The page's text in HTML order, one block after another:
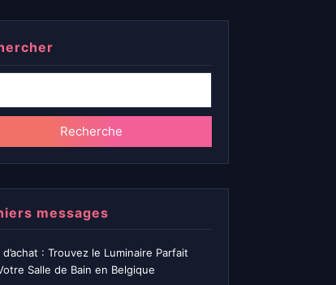
Recherche
messages
: Trouvez le Luminaire Parfait
Salle de Bain en Belgique